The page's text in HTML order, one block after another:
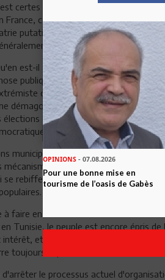
certes trop tôt de tirer les
France, ce pays si proche de nous
putative. On sait, toutefois, que la
confirmée au second.
est-il alors? Un taux record
publique, mais carrément une
de l'échiquier politique, celle
démagogie toujours efficace en
en France bien plus qu'une
français que nos politiciens
municipales censées intéresser
démocratiques ne se
se rebiffe et tourne le dos à la politique
faire en Tunisie avec un scrutin taillé
Tunisie, le peuple est encore épris
et il ferait des merveilles s'il
toujours capable d'innover.
d'arrêter le processus actuel
OPINIONS - 07.08.2026
Pour une bonne mise en
tourisme de l’oasis de Gabès